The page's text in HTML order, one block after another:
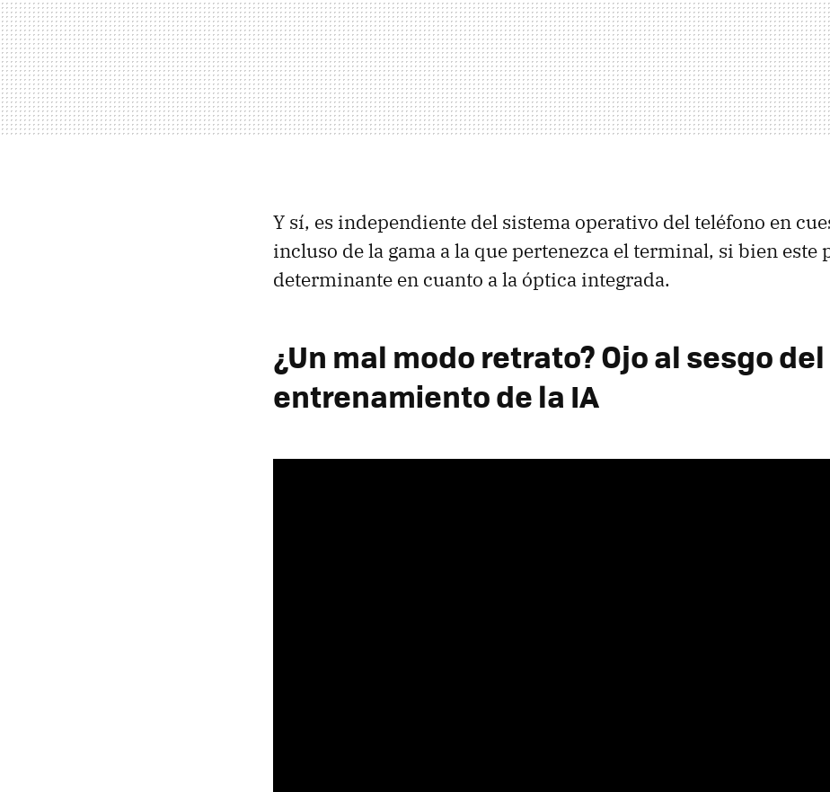
Y sí, es independiente del sistema operativo del teléfono en
incluso de la gama a la que pertenezca el terminal, si bien este
determinante en cuanto a la óptica integrada.
¿Un mal modo retrato? Ojo al sesgo del
entrenamiento de la IA